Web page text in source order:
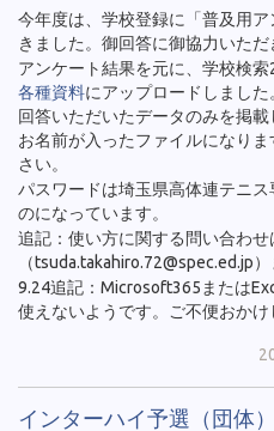
今年度は、学校登録に「普及用
きました。御回答に御協力いただ
アンケート結果を元に、学校検索
各種資料にアップロードしまし
回答いただいたデータのみを掲
お名前が入ったファイルになり
さい。
パスワードは埼玉県高体連テニ
のになっています。
追記：使い方に関する問い合わせ
（tsuda.takahiro.72@spec.ed.jp
9.24追記：Microsoft365または
使えないようです。ご不便おかけ
インターハイ予選（団体